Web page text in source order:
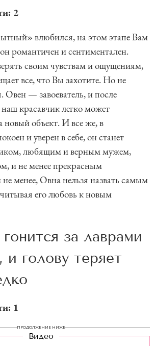
2
влюбился, на этом этапе Вам
романтичен и сентиментален.
своим чувствам и ощущениям,
все, что Вы захотите. Но не
— завоеватель, и после
красавчик легко может
новый объект. И все же, в
и уверен в себе, он станет
любящим и верным мужем,
и не менее прекрасным
менее, Овна нельзя назвать самым
его любовь к новым
за лаврами
и голову теряет
1
ПРОДОЛЖЕНИЕ НИЖЕ
Видео